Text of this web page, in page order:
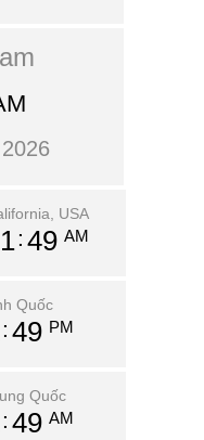
USA
49 AM
Quốc
49 PM
Quốc
49 AM